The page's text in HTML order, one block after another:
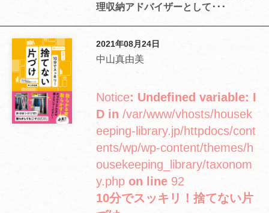
理収納アドバイザーとして･･･
2021年08月24日
中山真由美
Notice: Undefined variable: I
D in /var/www/vhosts/housek
eeping-library.jp/httpdocs/cont
ents/wp/wp-content/themes/h
ousekeeping_library/taxonom
y.php on line 92
10分でスッキリ！捨てない片